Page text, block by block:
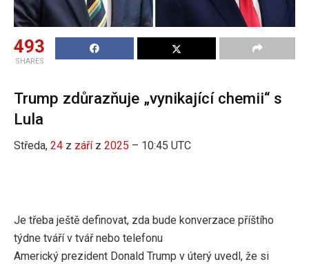
493
SHARES
Trump zdůrazňuje „vynikající chemii“ s
Lula
Středa, 24 z záříz 2025 – 10:45 UTC
Je třeba ještě definovat, zda bude konverzace příštího
týdne tváří v tvář nebo telefonu
Americký prezident Donald Trump v úterý uvedl, že si